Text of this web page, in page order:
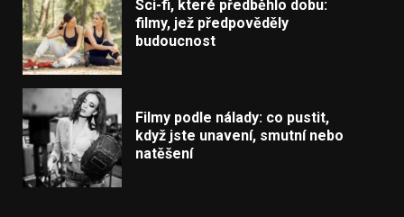
Sci-fi, které předběhlo dobu:
filmy, jež předpověděly
budoucnost
Filmy podle nálady: co pustit,
když jste unavení, smutní nebo
natěšení